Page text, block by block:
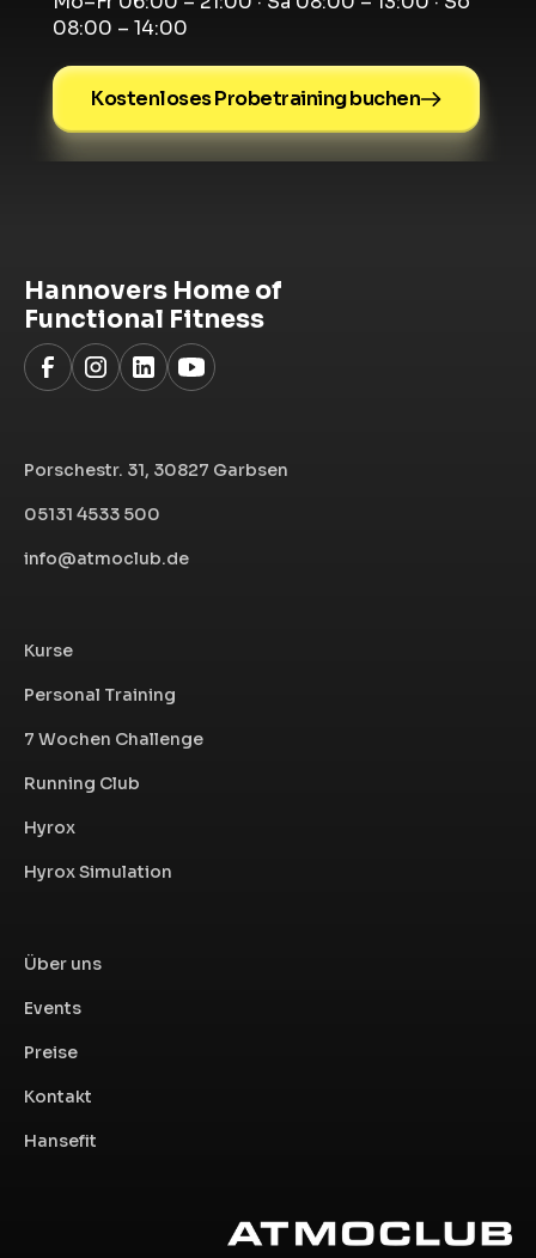
08:00 – 14:00
Kostenloses Probetraining buchen
Hannovers Home of
Functional Fitness
Porschestr. 31, 30827 Garbsen
05131 4533 500
info@atmoclub.de
Kurse
Personal Training
7 Wochen Challenge
Running Club
Hyrox
Hyrox Simulation
Über uns
Events
Preise
Kontakt
Hansefit